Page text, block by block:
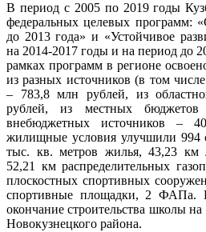
В период с 2005 по 2019 годы
федеральных целевых программ:
до 2013 года» и «Устойчивое
на 2014-2017 годы и на период до
рамках программ в регионе
из разных источников (в том
– 783,8 млн рублей, из
рублей, из местных
внебюджетных источников –
жилищные условия улучшили 994
тыс. кв. метров жилья, 43,23 км
52,21 км распределительных
плоскостных спортивных
спортивные площадки, 2 ФАПа.
окончание строительства школы
Новокузнецкого района.